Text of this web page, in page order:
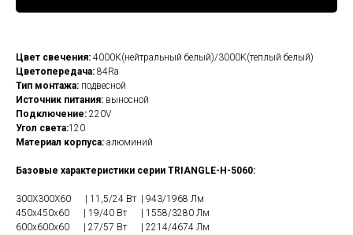
Цвет свечения: 4000К(нейтральный белый)/3000K(теплый белый)
Цветопередача: 84Ra
Тип монтажа: подвесной
Источник питания: выносной
Подключение: 220V
Угол света:120
Материал корпуса: алюминий
Базовые характеристики серии TRIANGLE-H-5060:
300Х300Х60 | 11,5/24 Вт | 943/1968 Лм
450х450х60 | 19/40 Вт | 1558/3280 Лм
600х600х60 | 27/57 Вт | 2214/4674 Лм